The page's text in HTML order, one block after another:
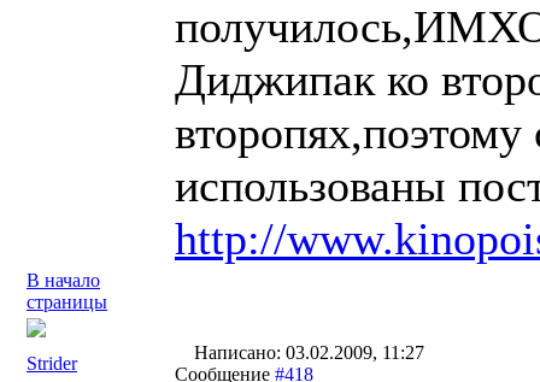
Диджипак ко
второпях,поэтому
использованы
http://
В начало
страницы
Strider
Написано: 03.02.2009, 11:27
Сообщение #418